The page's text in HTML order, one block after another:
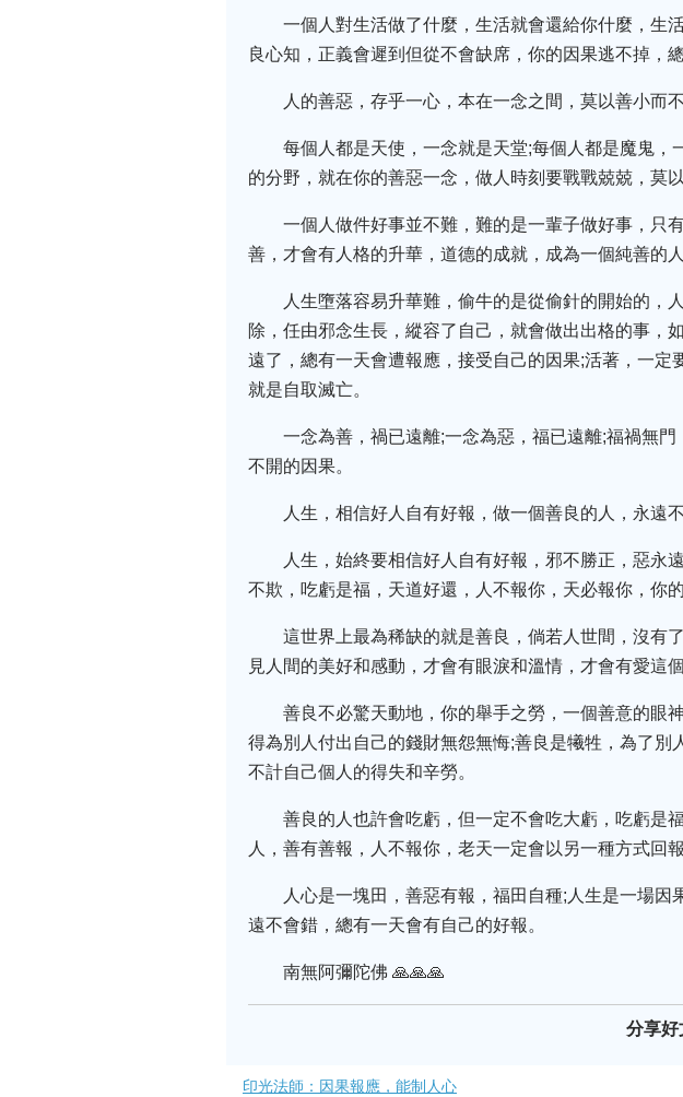
一個人對生活做了什麼，生活就會還給你什麼，生
良心知，正義會遲到但從不會缺席，你的因果逃不掉，
人的善惡，存乎一心，本在一念之間，莫以善小而
每個人都是天使，一念就是天堂;每個人都是魔鬼，
的分野，就在你的善惡一念，做人時刻要戰戰兢兢，莫
一個人做件好事並不難，難的是一輩子做好事，只
善，才會有人格的升華，道德的成就，成為一個純善的人
人生墮落容易升華難，偷牛的是從偷針的開始的，
除，任由邪念生長，縱容了自己，就會做出出格的事，
遠了，總有一天會遭報應，接受自己的因果;活著，一
就是自取滅亡。
一念為善，禍已遠離;一念為惡，福已遠離;福禍無
不開的因果。
人生，相信好人自有好報，做一個善良的人，永遠不
人生，始終要相信好人自有好報，邪不勝正，惡永
不欺，吃虧是福，天道好還，人不報你，天必報你，你
這世界上最為稀缺的就是善良，倘若人世間，沒有
見人間的美好和感動，才會有眼淚和溫情，才會有愛這
善良不必驚天動地，你的舉手之勞，一個善意的眼
得為別人付出自己的錢財無怨無悔;善良是犧牲，為了別
不計自己個人的得失和辛勞。
善良的人也許會吃虧，但一定不會吃大虧，吃虧是
人，善有善報，人不報你，老天一定會以另一種方式回
人心是一塊田，善惡有報，福田自種;人生是一場
遠不會錯，總有一天會有自己的好報。
南無阿彌陀佛 🙏🙏🙏
分享好
印光法師：因果報應，能制人心